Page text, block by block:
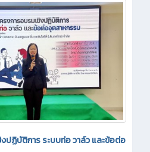
ปฏิบัติการ ระบบท่อ วาล์ว และข้อต่อ